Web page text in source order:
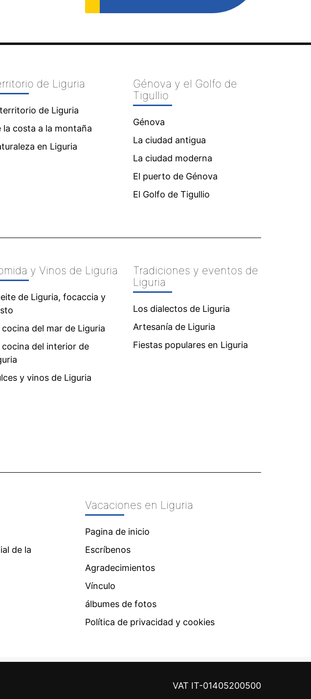
de Liguria
de Liguria
la costa a la montaña
en Liguria
Génova y el Golfo de
Tigullio
Génova
La ciudad antigua
La ciudad moderna
El puerto de Génova
El Golfo de Tigullio
y Vinos de Liguria
de Liguria, focaccia y
cocina del mar de Liguria
cocina del interior de
y vinos de Liguria
Tradiciones y eventos de
Liguria
Los dialectos de Liguria
Artesanía de Liguria
Fiestas populares en Liguria
de la
Vacaciones en Liguria
Pagina de inicio
Escríbenos
Agradecimientos
Vínculo
álbumes de fotos
Política de privacidad y cookies
VAT IT-01405200500